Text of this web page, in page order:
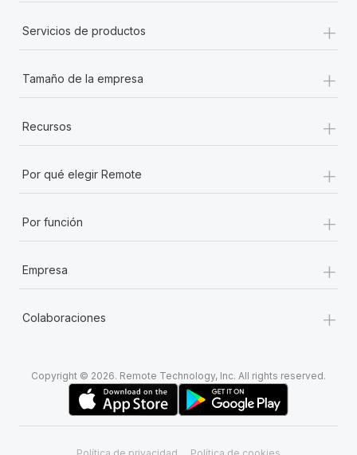
Servicios de productos +
Tamaño de la empresa +
Recursos +
Por qué elegir Remote +
Por función +
Empresa +
Colaboraciones +
Copyright © 2026. Remote Technology, Inc. All rights reserved.